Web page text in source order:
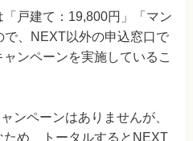
戸建て：19,800円」「マン
で、NEXT以外の申込窓口で
ンペーンを実施しているこ
ンペーンはありませんが、
め、トータルするとNEXT